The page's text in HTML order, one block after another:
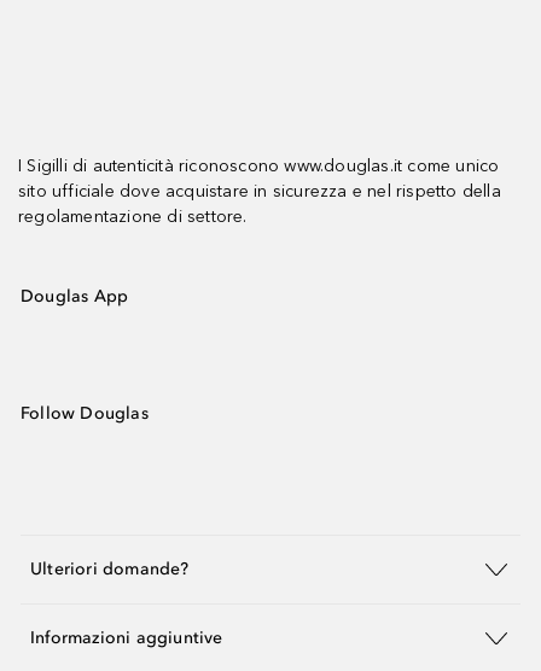
I Sigilli di autenticità riconoscono www.douglas.it come unico
sito ufficiale dove acquistare in sicurezza e nel rispetto della
regolamentazione di settore.
Douglas App
Follow Douglas
Ulteriori domande?
Informazioni aggiuntive